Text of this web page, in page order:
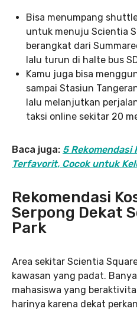
Bisa menumpang
untuk menuju Scientia
berangkat dari
lalu turun di halte bus
Kamu juga bisa
sampai Stasiun
lalu melanjutkan
taksi online sekitar 20
Baca juga: 5 Rekomendasi
Terfavorit, Cocok untuk
Rekomendasi
Serpong Dekat
Park
Area sekitar Scientia
kawasan yang padat.
mahasiswa yang
harinya karena dekat